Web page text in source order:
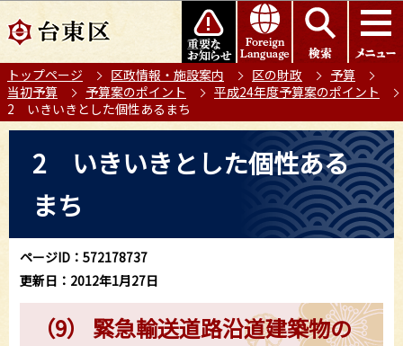
の
ー
ジ
の
このページの本文へ移動
トップページ 区政情報・施設案内 区の財政
予算
当初予算
予算案のポイント
平成24年度予算案のポイント
2 いきいきとした個性あるまち
ら
2 いきいきとした個性ある
まち
ページID：572178737
更新日：2012年1月27日
（9） 緊急輸送道路沿道建築物の